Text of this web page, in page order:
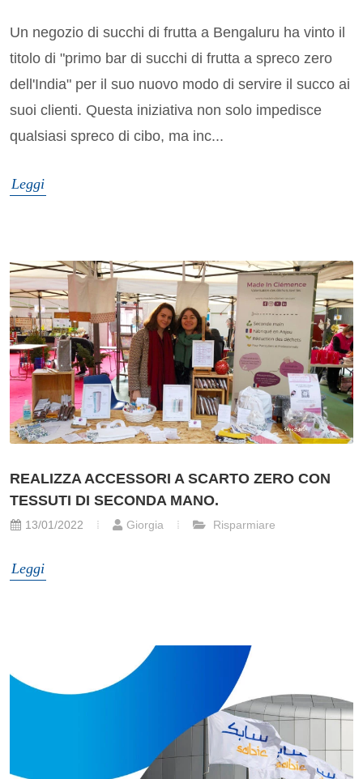
Un negozio di succhi di frutta a Bengaluru ha vinto il
titolo di "primo bar di succhi di frutta a spreco zero
dell'India" per il suo nuovo modo di servire il succo ai
suoi clienti. Questa iniziativa non solo impedisce
qualsiasi spreco di cibo, ma inc...
Leggi
REALIZZA ACCESSORI A SCARTO ZERO CON
TESSUTI DI SECONDA MANO.
13/01/2022 Giorgia Risparmiare
Leggi